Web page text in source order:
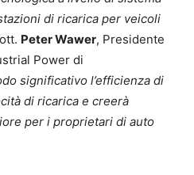
di ricarica per veicoli
Peter Wawer, Presidente
Power di
significativo l’efficienza di
di ricarica e creerà
per i proprietari di auto